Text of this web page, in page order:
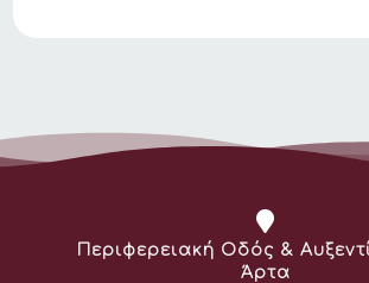
Διεύθυνση:
Περιφερειακή Οδός &
Άρτα